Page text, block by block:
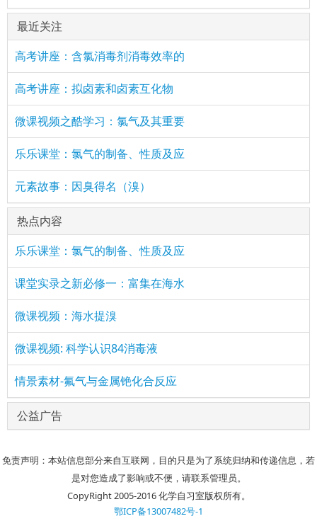
最近关注
高考讲座：含氯消毒剂消毒效率的
高考讲座：拟卤素和卤素互化物
微课视频之酷学习：氯气及其重要
乐乐课堂：氯气的制备、性质及应
元素故事：因臭得名（溴）
热点内容
乐乐课堂：氯气的制备、性质及应
课堂实录之新必修一：富集在海水
微课视频：海水提溴
微课视频: 科学认识84消毒液
情景素材-氟气与金属铯化合反应
公益广告
免责声明：本站信息部分来自互联网，目的只是为了系统归纳和传递信息，若
是对您造成了影响或不便，请联系管理员。
CopyRight 2005-2016 化学自习室版权所有。
鄂ICP备13007482号-1